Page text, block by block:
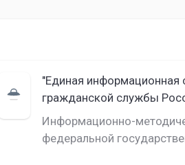
"Единая информационная
гражданской службы
Информационно-
федеральной